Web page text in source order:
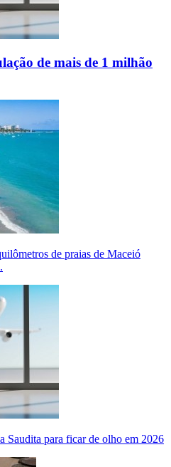
de mais de 1 milhão
de praias de Maceió
Saudita para ficar de olho em 2026